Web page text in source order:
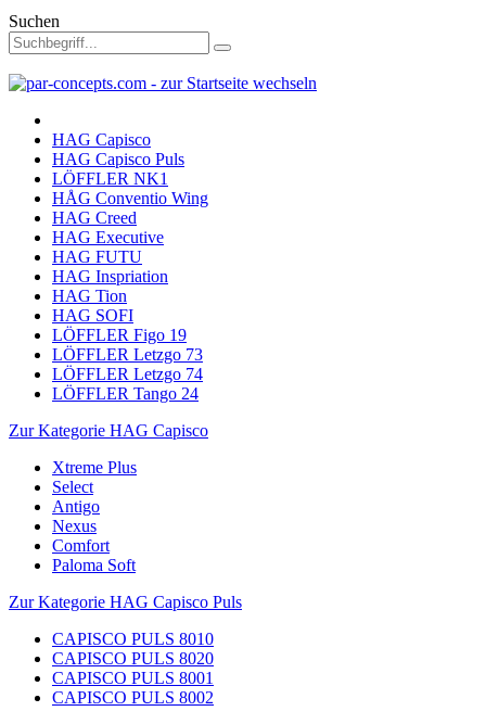
Suchen
HAG Capisco
HAG Capisco Puls
LÖFFLER NK1
HÅG Conventio Wing
HAG Creed
HAG Executive
HAG FUTU
HAG Inspriation
HAG Tion
HAG SOFI
LÖFFLER Figo 19
LÖFFLER Letzgo 73
LÖFFLER Letzgo 74
LÖFFLER Tango 24
Zur Kategorie HAG Capisco
Xtreme Plus
Select
Antigo
Nexus
Comfort
Paloma Soft
Zur Kategorie HAG Capisco Puls
CAPISCO PULS 8010
CAPISCO PULS 8020
CAPISCO PULS 8001
CAPISCO PULS 8002